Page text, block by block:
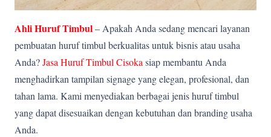
Ahli Huruf Timbul– Apakah Anda sedang mencari layanan
pembuatan huruf timbul berkualitas untuk bisnis atau usaha
Anda?Jasa Huruf Timbul Cisoka siap membantu Anda
menghadirkan tampilan signage yang elegan, profesional, dan
tahan lama. Kami menyediakan berbagai jenis huruf timbul
yang dapat disesuaikan dengan kebutuhan dan branding usaha
Anda.